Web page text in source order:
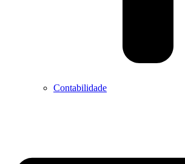
Contabilidade